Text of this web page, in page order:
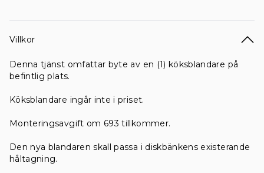
Villkor
Denna tjänst omfattar byte av en (1) köksblandare på
befintlig plats.
Köksblandare ingår inte i priset.
Monteringsavgift om 693 tillkommer.
Den nya blandaren skall passa i diskbänkens existerande
håltagning.